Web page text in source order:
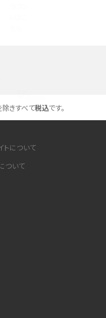
確認手順も解説
・Androidの設定を解説
確認手順も紹介
TikTokで送る方法を解説
点をわかりやすく解説
きすべて税込です。
トについて
ついて